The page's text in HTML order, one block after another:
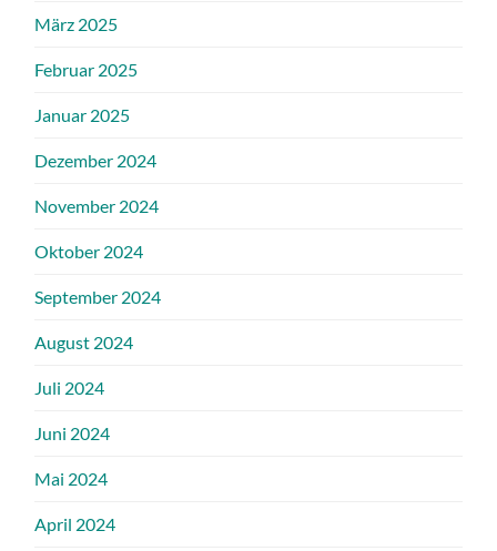
März 2025
Februar 2025
Januar 2025
Dezember 2024
November 2024
Oktober 2024
September 2024
August 2024
Juli 2024
Juni 2024
Mai 2024
April 2024